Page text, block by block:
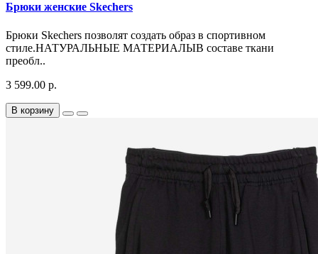
Брюки женские Skechers
Брюки Skechers позволят создать образ в спортивном
стиле.НАТУРАЛЬНЫЕ МАТЕРИАЛЫВ составе ткани
преобл..
3 599.00 р.
В корзину